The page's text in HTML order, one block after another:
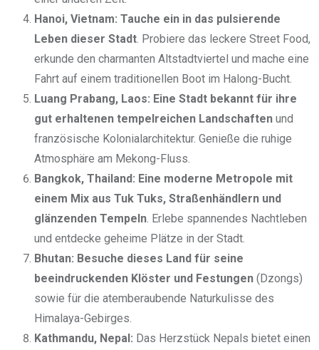
Hanoi, Vietnam: Tauche ein in das pulsierende
Leben dieser Stadt . Probiere das leckere Street Food,
erkunde den charmanten Altstadtviertel und mache eine
Fahrt auf einem traditionellen Boot im Halong-Bucht.
Luang Prabang, Laos: Eine Stadt bekannt für ihre
gut erhaltenen tempelreichen Landschaften und
französische Kolonialarchitektur. Genieße die ruhige
Atmosphäre am Mekong-Fluss.
Bangkok, Thailand: Eine moderne Metropole mit
einem Mix aus Tuk Tuks, Straßenhändlern und
glänzenden Tempeln . Erlebe spannendes Nachtleben
und entdecke geheime Plätze in der Stadt.
Bhutan: Besuche dieses Land für seine
beeindruckenden Klöster und Festungen (Dzongs)
sowie für die atemberaubende Naturkulisse des
Himalaya-Gebirges.
Kathmandu, Nepal: Das Herzstück Nepals bietet einen